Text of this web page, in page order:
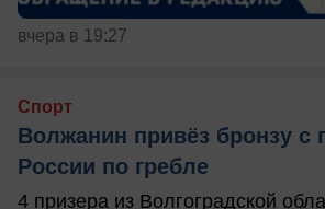
вчера в 19:27
Спорт
Волжанин привёз бронзу с
России по гребле
4 призера из Волгоградской